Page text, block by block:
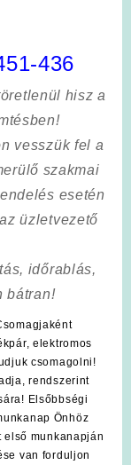
436
hisz a
vesszük fel a
szakmai
esetén
üzletvezető
időrablás,
bátran!
elektromos
csomagolni!
rendszerint
Elsőbbségi
Önhöz
munkanapján
van forduljon